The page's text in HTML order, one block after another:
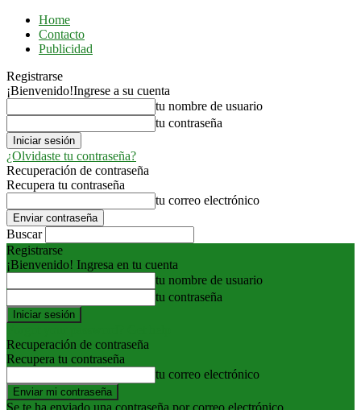
Home
Contacto
Publicidad
Registrarse
¡Bienvenido!Ingrese a su cuenta
tu nombre de usuario
tu contraseña
¿Olvidaste tu contraseña?
Recuperación de contraseña
Recupera tu contraseña
tu correo electrónico
Buscar
Registrarse
¡Bienvenido! Ingresa en tu cuenta
tu nombre de usuario
tu contraseña
Recuperación de contraseña
Recupera tu contraseña
tu correo electrónico
Se te ha enviado una contraseña por correo electrónico.